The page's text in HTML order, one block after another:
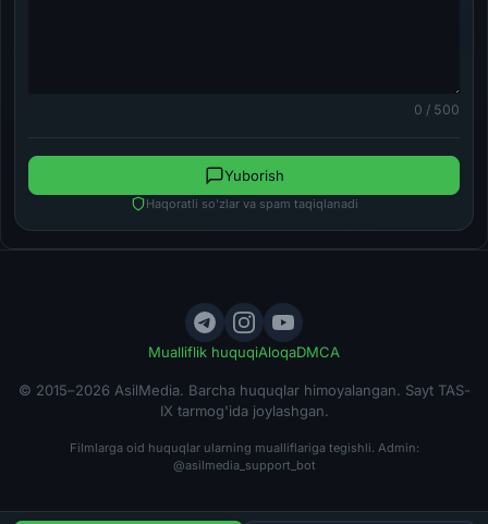
0 / 500
Haqoratli so'zlar va spam taqiqlanadi
Yuborish
Mualliflik huquqiAloqaDMCA
© 2015–2026 AsilMedia. Barcha huquqlar himoyalangan. Sayt TAS-
IX tarmog'ida joylashgan.
Filmlarga oid huquqlar ularning mualliflariga tegishli. Admin:
@asilmedia_support_bot